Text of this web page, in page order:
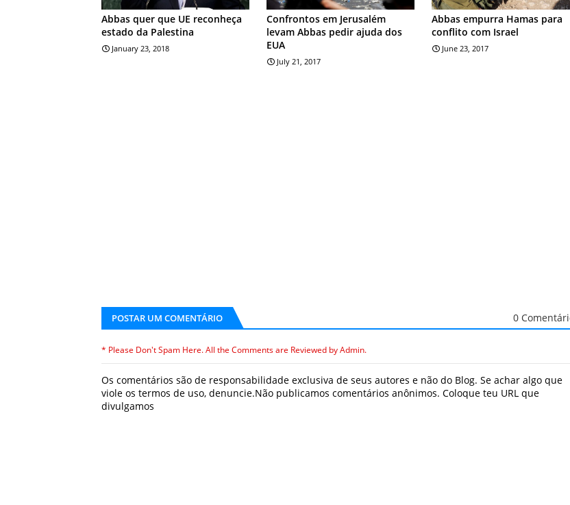
Abbas quer que UE reconheça
estado da Palestina
January 23, 2018
Confrontos em Jerusalém
levam Abbas pedir ajuda dos
EUA
July 21, 2017
Abbas empurra Hamas para
conflito com Israel
June 23, 2017
POSTAR UM COMENTÁRIO 0
* Please Don't Spam Here. All the Comments are Reviewed by Admin.
Os comentários são de responsabilidade exclusiva de seus autores e não do Blog. Se achar algo que
viole os termos de uso, denuncie.Não publicamos comentários anônimos. Coloque teu URL que
divulgamos